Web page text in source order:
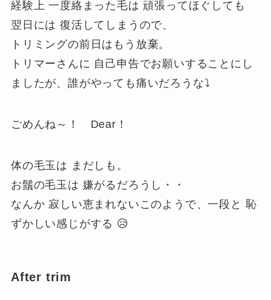
経験上 一度絡まった毛は 頑張ってほぐしても
翌日には 復活してしまうので、
トリミングの前日はもう放棄。
トリマーさんに 自己申告でお願いすることにし
ましたが、誰がやっても痛いだろうな⤵
ごめんね～！ Dear！
体の毛玉は まだしも。
お鬚の毛玉は 嫌がるだろうし・・
なんか 寂しい恵まれないこのようで、一段と 恥
ずかしい感じがする 😥
After trim